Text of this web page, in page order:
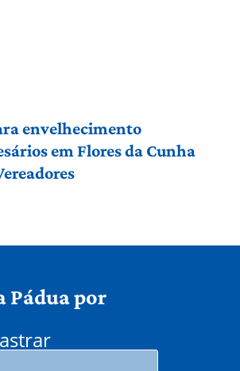
envelhecimento
em Flores da Cunha
Pádua por